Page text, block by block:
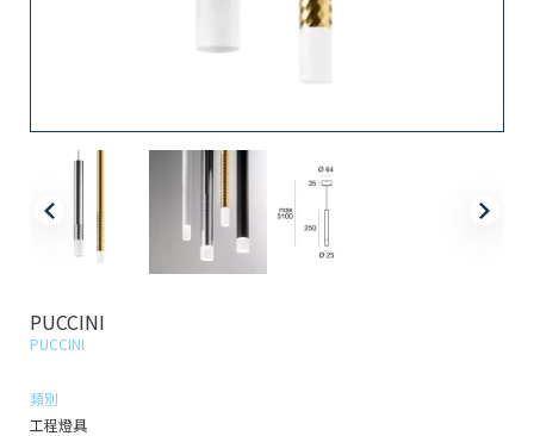
PUCCINI
PUCCINI
類別
工程燈具